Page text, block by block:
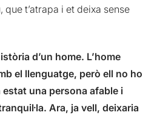
t’atrapa i et deixa sense
d’un home. L’home
el llenguatge, però ell no ho
una persona afable i
Ara, ja vell, deixaria